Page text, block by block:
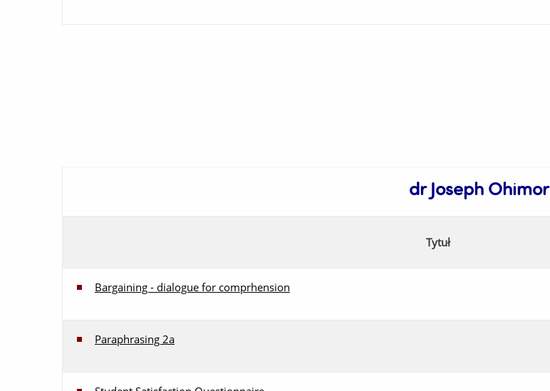
dr Joseph Ohimor
Tytuł
Bargaining - dialogue for comprhension
Paraphrasing 2a